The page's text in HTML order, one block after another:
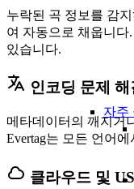
자주
누락된 곡 정보를 감
여 자동으로 채웁니다
있습니다.
인코딩 문제 해
메타데이터의 깨지거
Evertag는 모든 언어
클라우드 및